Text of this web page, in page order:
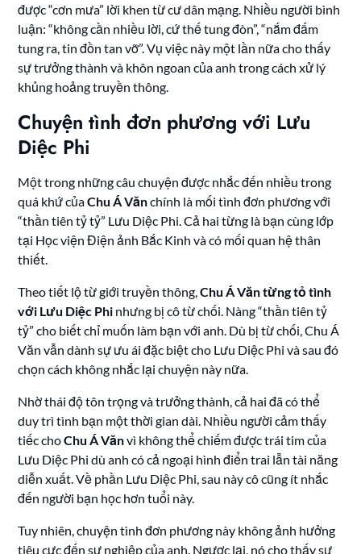
được “cơn mưa” lời khen từ cư dân mạng. Nhiều người bình
luận: “không cần nhiều lời, cứ thế tung đòn”, “nắm đấm
tung ra, tin đồn tan vỡ”. Vụ việc này một lần nữa cho thấy
sự trưởng thành và khôn ngoan của anh trong cách xử lý
khủng hoảng truyền thông.
Chuyện tình đơn phương với Lưu
Diệc Phi
Một trong những câu chuyện được nhắc đến nhiều trong
quá khứ củaChu Á Vănchính là mối tình đơn phương với
“thần tiên tỷ tỷ” Lưu Diệc Phi. Cả hai từng là bạn cùng lớp
tại Học viện Điện ảnh Bắc Kinh và có mối quan hệ thân
thiết.
Theo tiết lộ từ giới truyền thông,Chu Á Văn từng tỏ tình
với Lưu Diệc Phi nhưng bị cô từ chối. Nàng “thần tiên tỷ
tỷ” cho biết chỉ muốn làm bạn với anh. Dù bị từ chối, Chu Á
Văn vẫn dành sự ưu ái đặc biệt cho Lưu Diệc Phi và sau đó
chọn cách không nhắc lại chuyện này nữa.
Nhờ thái độ tôn trọng và trưởng thành, cả hai đã có thể
duy trì tình bạn một thời gian dài. Nhiều người cảm thấy
tiếc choChu Á Vănvì không thể chiếm được trái tim của
Lưu Diệc Phi dù anh có cả ngoại hình điển trai lẫn tài năng
diễn xuất. Về phần Lưu Diệc Phi, sau này cô cũng ít nhắc
đến người bạn học hơn tuổi này.
Tuy nhiên, chuyện tình đơn phương này không ảnh hưởng
tiêu cực đến sự nghiệp của anh. Ngược lại, nó cho thấy sự